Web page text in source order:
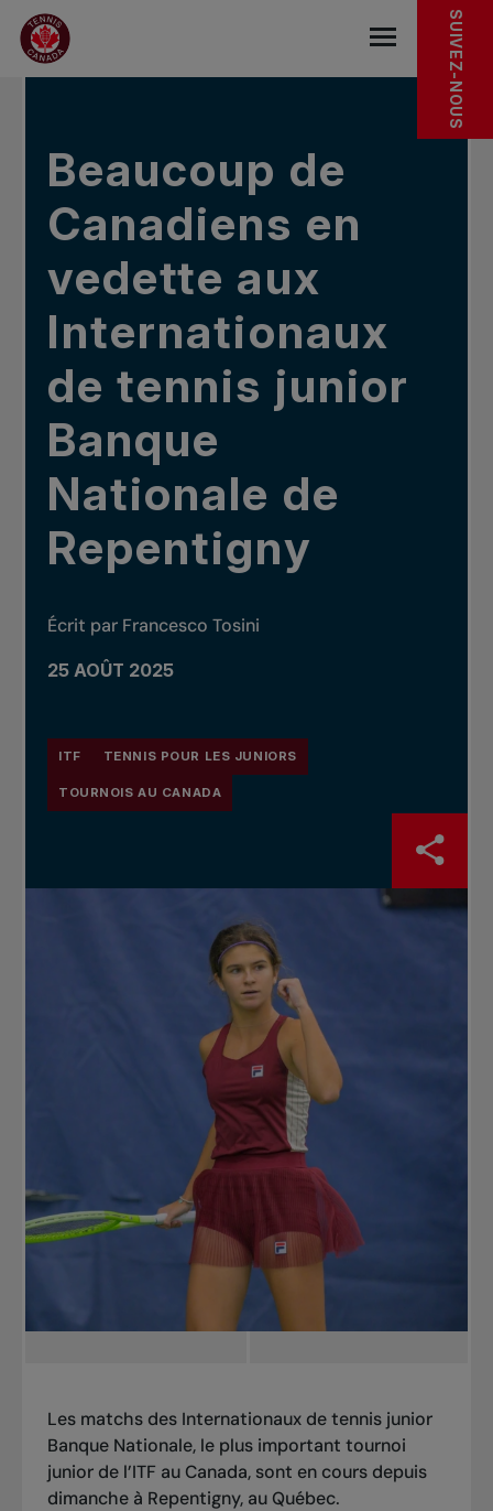
Sauter au menu principal
Sauter au contenu principal
Sauter au pied de page
DANS LES NOUVELLES SUIVEZ-NOUS
Beaucoup de
Canadiens en
vedette aux
Internationaux
de tennis junior
Banque
Nationale de
Repentigny
Écrit par Francesco Tosini
25 AOÛT 2025
ITF TENNIS POUR LES JUNIORS
TOURNOIS AU CANADA
Les matchs des Internationaux de tennis junior
Banque Nationale, le plus important tournoi
junior de l’ITF au Canada, sont en cours depuis
dimanche à Repentigny, au Québec.